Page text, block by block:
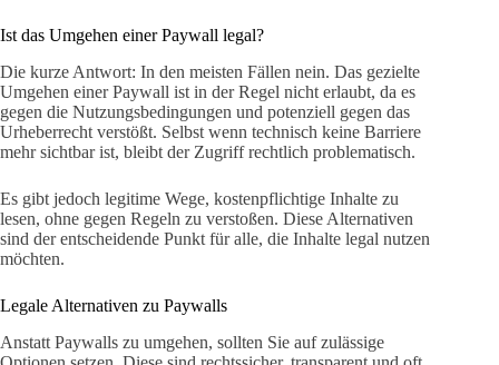
Ist das Umgehen einer Paywall legal?
Die kurze Antwort: In den meisten Fällen nein. Das gezielte
Umgehen einer Paywall ist in der Regel nicht erlaubt, da es
gegen die Nutzungsbedingungen und potenziell gegen das
Urheberrecht verstößt. Selbst wenn technisch keine Barriere
mehr sichtbar ist, bleibt der Zugriff rechtlich problematisch.
Es gibt jedoch legitime Wege, kostenpflichtige Inhalte zu
lesen, ohne gegen Regeln zu verstoßen. Diese Alternativen
sind der entscheidende Punkt für alle, die Inhalte legal nutzen
möchten.
Legale Alternativen zu Paywalls
Anstatt Paywalls zu umgehen, sollten Sie auf zulässige